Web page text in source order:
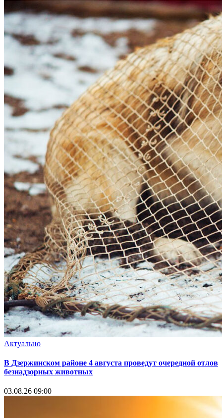
Актуально
В Дзержинском районе 4 августа проведут очередной отлов
безнадзорных животных
03.08.26 09:00